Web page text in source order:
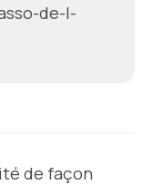
de-l-
de façon